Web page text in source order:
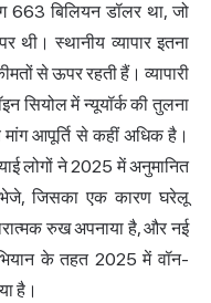
663 बिलियन डॉलर था, जो
स्थानीय व्यापार इतना
से ऊपर रहती हैं। व्यापारी
सियोल में न्यूयॉर्क की तुलना
मांग आपूर्ति से कहीं अधिक है।
लोगों ने 2025 में अनुमानित
भेजे, जिसका एक कारण घरेलू
रुख अपनाया है, और नई
के तहत 2025 में वॉन-
है।